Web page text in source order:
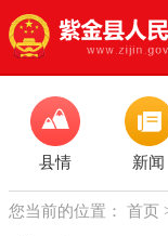
县情 新闻
您当前的位置： 首页